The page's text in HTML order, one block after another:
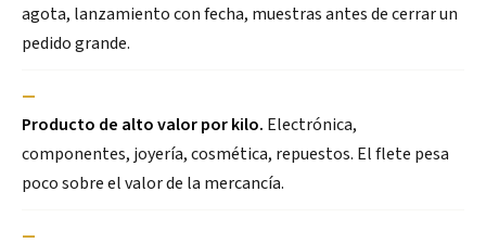
agota, lanzamiento con fecha, muestras antes de cerrar un
pedido grande.
—
Producto de alto valor por kilo. Electrónica,
componentes, joyería, cosmética, repuestos. El flete pesa
poco sobre el valor de la mercancía.
—